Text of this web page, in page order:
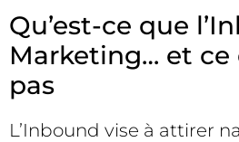
Qu’est-ce que
Marketing… et ce
pas
L’Inbound vise à attirer